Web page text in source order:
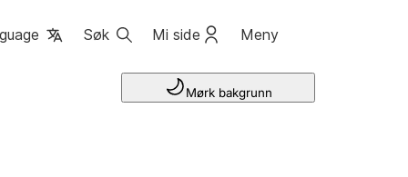
Søk Mi side Meny
Mørk bakgrunn